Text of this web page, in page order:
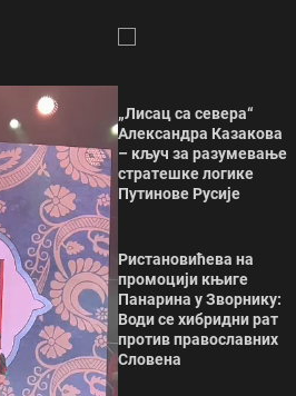
„Лисац са севера“
Александра Казакова
– кључ за разумевање
стратешке логике
Путинове Русије
Ристановићева на
промоцији књиге
Панарина у Зворнику:
Води се хибридни рат
против православних
Словена